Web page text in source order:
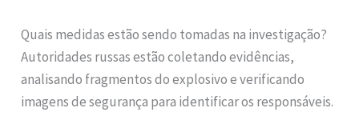
Quais medidas estão sendo tomadas na investigação?
Autoridades russas estão coletando evidências,
analisando fragmentos do explosivo e verificando
imagens de segurança para identificar os responsáveis.